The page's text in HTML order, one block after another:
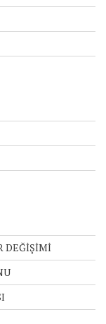
DEĞİŞİMİ